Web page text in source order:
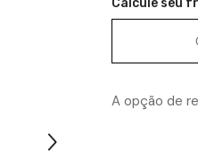
Água
Chá
Tampa
Aparador
lista
Calcule seu
A opção de